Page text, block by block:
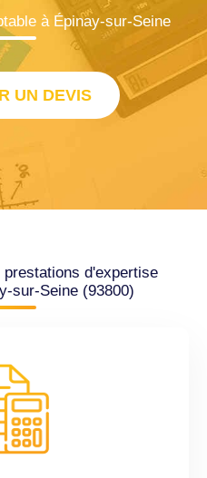
à Épinay-sur-Seine
UN DEVIS
d'expertise
sur-Seine (93800)